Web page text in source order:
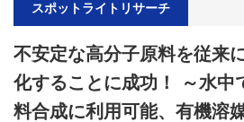
スポットライトリサーチ
不安定な高分子原料を従来
化することに成功！ ～水中
料合成に利用可能、有機溶